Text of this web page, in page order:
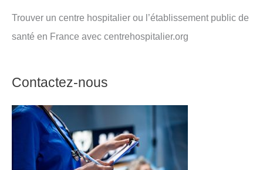
Trouver un centre hospitalier ou l’établissement public de
santé en France avec centrehospitalier.org
Contactez-nous